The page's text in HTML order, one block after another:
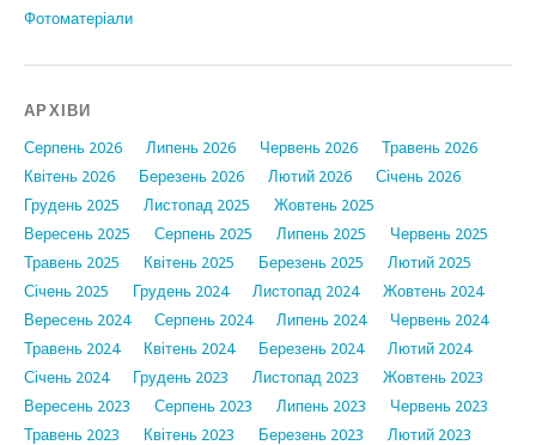
Фотоматеріали
АРХІВИ
Серпень 2026 Липень 2026 Червень 2026
Травень 2026
Квітень 2026
Березень 2026 Лютий 2026
Січень 2026
Грудень 2025
Листопад 2025
Жовтень 2025
Вересень 2025
Серпень 2025 Липень 2025
Червень 2025
Травень 2025
Квітень 2025 Березень 2025
Лютий 2025
Січень 2025
Грудень 2024 Листопад 2024
Жовтень 2024
Вересень 2024
Серпень 2024 Липень 2024
Червень 2024
Травень 2024
Квітень 2024 Березень 2024
Лютий 2024
Січень 2024
Грудень 2023 Листопад 2023
Жовтень 2023
Вересень 2023
Серпень 2023 Липень 2023
Червень 2023
Травень 2023
Квітень 2023 Березень 2023 Лютий 2023